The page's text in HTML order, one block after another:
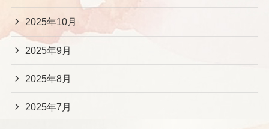
2025年10月
2025年9月
2025年8月
2025年7月